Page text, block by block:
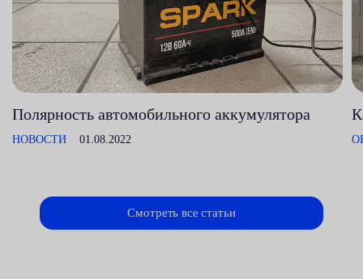
Полярность автомобильного аккумулятора
НОВОСТИ 01.08.2022
Смотреть все статьи